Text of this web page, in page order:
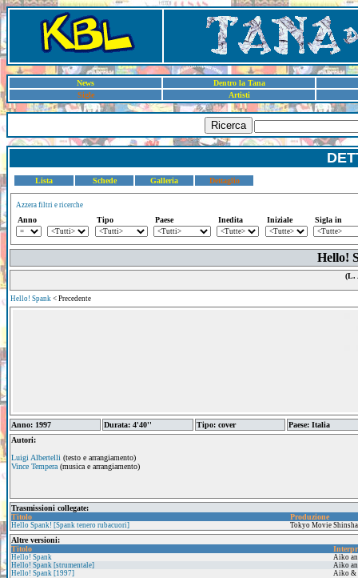
News
Dentro la Tana
Sigle
Artisti
Ricerca
Lista Schede Galleria Dettaglio
Azzera filtri e ricerche
Anno Tipo Paese Inedita Iniziale Sigla in
Hello!
(L.
Hello! Spank < Precedente
Anno: 1997 Durata: 4'40'' Tipo: cover
Paese: Italia
Autori:
Luigi Albertelli (testo e arrangiamento)
Vince Tempera (musica e arrangiamento)
Trasmissioni collegate:
Titolo
Produzione
Hello Spank! [Spank tenero rubacuori] Tokyo Movie Shinsha
Altre versioni:
Titolo
Hello! Spank
Aiko
Hello! Spank [strumentale]
Aiko
Hello! Spank [1997]
Aiko &